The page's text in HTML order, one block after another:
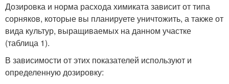
Дозировка и норма расхода химиката зависит от типа
сорняков, которые вы планируете уничтожить, а также от
вида культур, выращиваемых на данном участке
(таблица 1).
В зависимости от этих показателей используют и
определенную дозировку: